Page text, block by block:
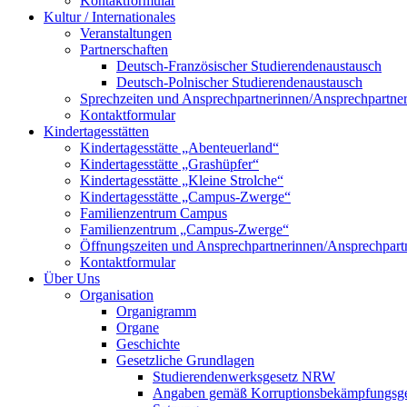
Kultur / Internationales
Veranstaltungen
Partnerschaften
Deutsch-Französischer Studierendenaustausch
Deutsch-Polnischer Studierendenaustausch
Sprechzeiten und Ansprechpartnerinnen/Ansprechpartner
Kontaktformular
Kindertagesstätten
Kindertagesstätte „Abenteuerland“
Kindertagesstätte „Grashüpfer“
Kindertagesstätte „Kleine Strolche“
Kindertagesstätte „Campus-Zwerge“
Familienzentrum Campus
Familienzentrum „Campus-Zwerge“
Öffnungszeiten und Ansprechpartnerinnen/
Kontaktformular
Über Uns
Organisation
Organigramm
Organe
Geschichte
Gesetzliche Grundlagen
Studierendenwerksgesetz NRW
Angaben gemäß